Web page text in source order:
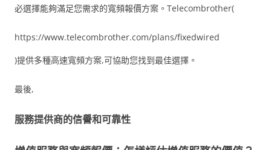
必選擇能夠滿足您需求的寬頻報價方案。Telecombrother(
https://www.telecombrother.com/plans/fixedwired
)提供多種高速寬頻方案,可協助您找到最佳選擇。
最後,
服務提供商的信譽和可靠性